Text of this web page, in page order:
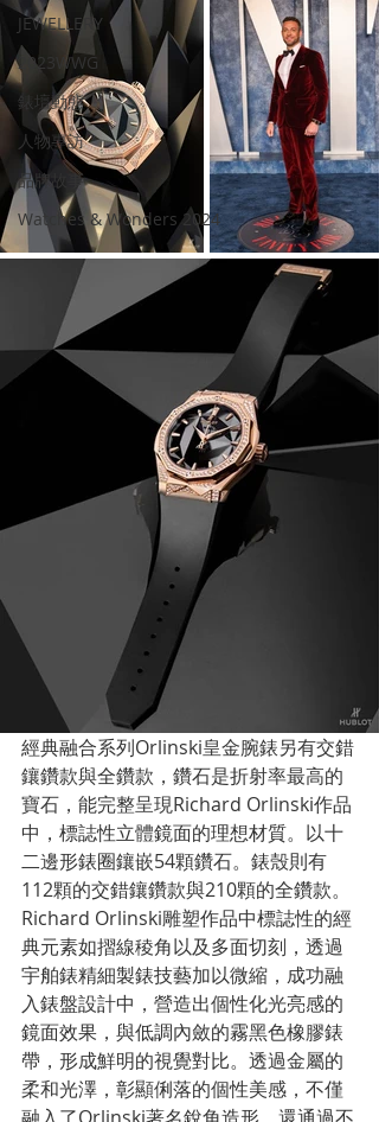
JEWELLERY
2023WWG
錶壇動態
人物專訪
品牌故事
Watches & Wonders 2024
經典融合系列Orlinski皇金腕錶另有交錯
鑲鑽款與全鑽款，鑽石是折射率最高的
寶石，能完整呈現Richard Orlinski作品
中，標誌性立體鏡面的理想材質。以十
二邊形錶圈鑲嵌54顆鑽石。錶殼則有
112顆的交錯鑲鑽款與210顆的全鑽款。
Richard Orlinski雕塑作品中標誌性的經
典元素如摺線稜角以及多面切刻，透過
宇舶錶精細製錶技藝加以微縮，成功融
入錶盤設計中，營造出個性化光亮感的
鏡面效果，與低調內斂的霧黑色橡膠錶
帶，形成鮮明的視覺對比。透過金屬的
柔和光澤，彰顯俐落的個性美感，不僅